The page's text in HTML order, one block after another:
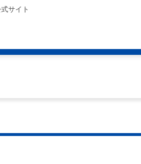
サイト